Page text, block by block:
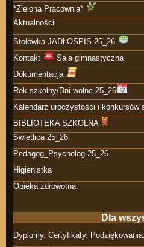
*Zielona Pracownia*
Aktualności
Stołówka JADŁOSPIS 25_26
Kontakt
Sala gimnastyczna
Dokumentacja
Rok szkolny/Dni wolne 25_26
Kalendarz uroczystości i konkursów
BIBLIOTEKA SZKOLNA
Świetlica 25_26
Pedagog_Psycholog 25_26
Higienistka
Opieka zdrowotna.
Dla
Dyplomy. Certyfikaty. Podziękowania.